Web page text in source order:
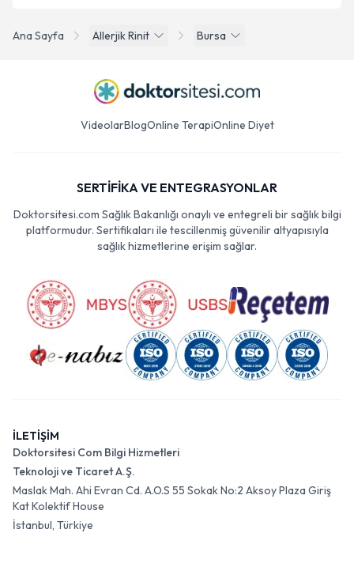
Ana Sayfa Allerjik Rinit Bursa
VideolarBlogOnline TerapiOnline Diyet
SERTİFİKA VE ENTEGRASYONLAR
Doktorsitesi.com Sağlık Bakanlığı onaylı ve entegreli bir sağlık bilgi
platformudur. Sertifikaları ile tescillenmiş güvenilir altyapısıyla
sağlık hizmetlerine erişim sağlar.
İLETİŞİM
Doktorsitesi Com Bilgi Hizmetleri
Teknoloji ve Ticaret A.Ş.
Maslak Mah. Ahi Evran Cd. A.O.S 55 Sokak No:2 Aksoy Plaza Giriş
Kat Kolektif House
İstanbul, Türkiye